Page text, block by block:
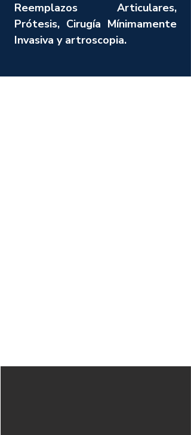
Reemplazos Articulares,
Prótesis, Cirugía Mínimamente
Invasiva y artroscopia.